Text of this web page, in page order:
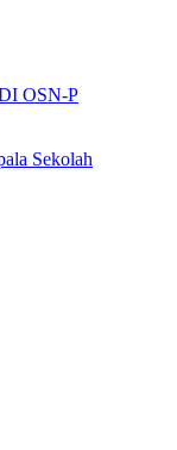
OSN-P
Sekolah